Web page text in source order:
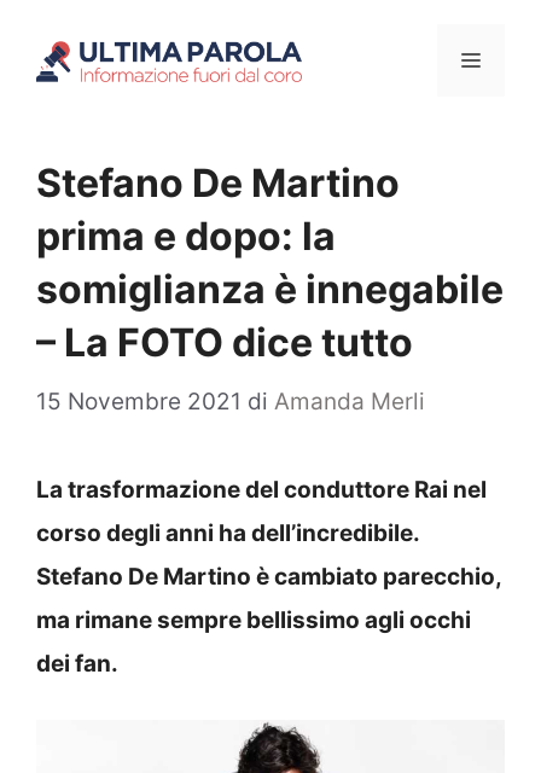
Menu
Stefano De Martino
prima e dopo: la
somiglianza è innegabile
– La FOTO dice tutto
15 Novembre 2021 di Amanda Merli
La trasformazione del conduttore Rai nel
corso degli anni ha dell’incredibile.
Stefano De Martino è cambiato parecchio,
ma rimane sempre bellissimo agli occhi
dei fan.